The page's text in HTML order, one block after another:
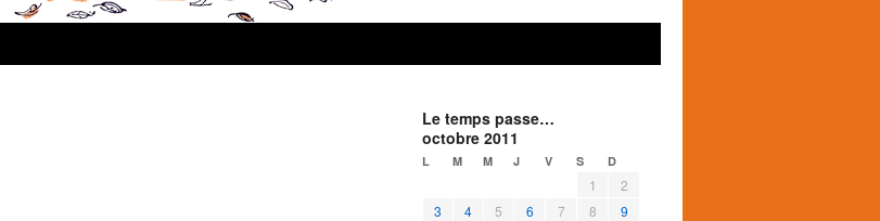
Le temps passe…
octobre 2011
L M M J V S D
1
2
3
4 5 6 7 8
9